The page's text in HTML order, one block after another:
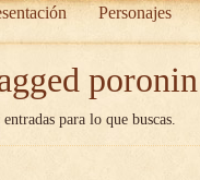
Personajes
poronin
para lo que buscas.